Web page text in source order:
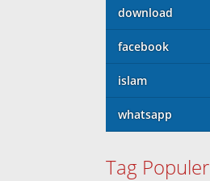
download
facebook
islam
whatsapp
Tag Populer